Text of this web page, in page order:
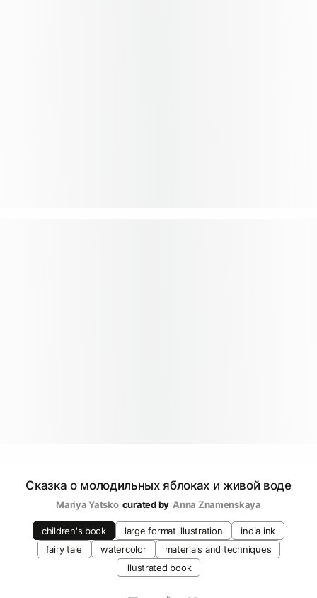
Сказка о молодильных яблоках и живой воде
Mariya Yatsko curated by Anna Znamenskaya
children's book large format illustration
india ink
fairy tale
watercolor
materials and techniques
illustrated book